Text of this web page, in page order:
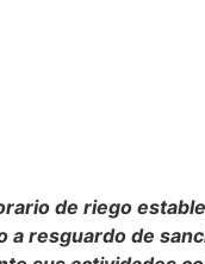
de riego
a resguardo de